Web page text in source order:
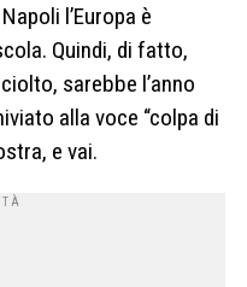
l’Europa è
Quindi, di fatto,
sarebbe l’anno
alla voce “colpa di
e vai.